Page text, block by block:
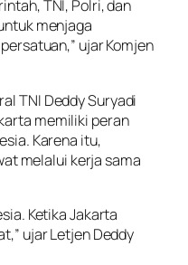
TNI, Polri, dan
menjaga
ujar Komjen
TNI Deddy Suryadi
memiliki peran
Karena itu,
melalui kerja sama
Ketika Jakarta
ujar Letjen Deddy